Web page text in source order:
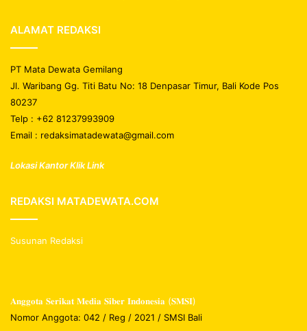
ALAMAT REDAKSI
PT Mata Dewata Gemilang
Jl. Waribang Gg. Titi Batu No: 18 Denpasar Timur, Bali Kode Pos
80237
Telp : +62 81237993909
Email : redaksimatadewata@gmail.com
Lokasi Kantor Klik Link
REDAKSI MATADEWATA.COM
Susunan Redaksi
𝐀𝐧𝐠𝐠𝐨𝐭𝐚 𝐒𝐞𝐫𝐢𝐤𝐚𝐭 𝐌𝐞𝐝𝐢𝐚 𝐒𝐢𝐛𝐞𝐫 𝐈𝐧𝐝𝐨𝐧𝐞𝐬𝐢𝐚 (𝐒𝐌𝐒𝐈)
Nomor Anggota: 042 / Reg / 2021 / SMSI Bali